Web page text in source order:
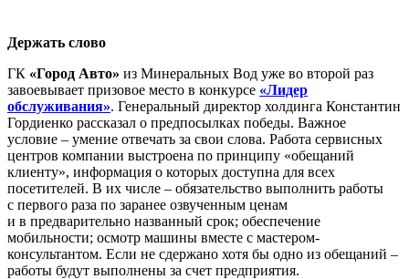
Держать слово
ГК «Город Авто» из Минеральных Вод уже во второй раз
завоевывает призовое место в конкурсе «Лидер
обслуживания». Генеральный директор холдинга Константин
Гордиенко рассказал о предпосылках победы. Важное
условие – умение отвечать за свои слова. Работа сервисных
центров компании выстроена по принципу «обещаний
клиенту», информация о которых доступна для всех
посетителей. В их числе – обязательство выполнить работы
с первого раза по заранее озвученным ценам
и в предварительно названный срок; обеспечение
мобильности; осмотр машины вместе с мастером-
консультантом. Если не сдержано хотя бы одно из обещаний –
работы будут выполнены за счет предприятия.